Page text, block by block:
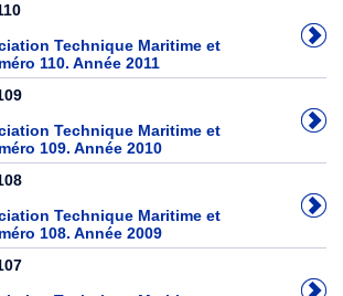
Technique Maritime et
110. Année 2011
Technique Maritime et
109. Année 2010
Technique Maritime et
108. Année 2009